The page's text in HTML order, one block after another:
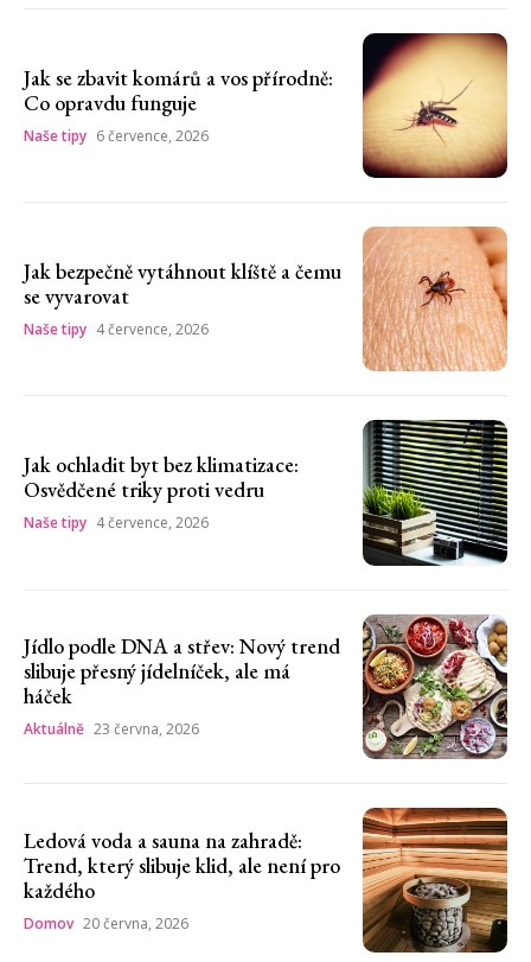
Jak se zbavit komárů a vos přírodně:
Co opravdu funguje
Naše tipy 6 července, 2026
Jak bezpečně vytáhnout klíště a čemu
se vyvarovat
Naše tipy 4 července, 2026
Jak ochladit byt bez klimatizace:
Osvědčené triky proti vedru
Naše tipy 4 července, 2026
Jídlo podle DNA a střev: Nový trend
slibuje přesný jídelníček, ale má
háček
Aktuálně 23 června, 2026
Ledová voda a sauna na zahradě:
Trend, který slibuje klid, ale není pro
každého
Domov 20 června, 2026